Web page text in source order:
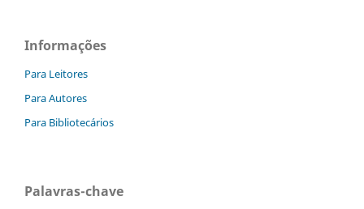
Informações
Para Leitores
Para Autores
Para Bibliotecários
Palavras-chave